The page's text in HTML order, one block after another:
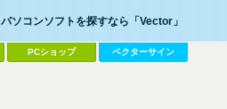
パソコンソフトを探すなら「Vector」
PCショップ ベクターサイン